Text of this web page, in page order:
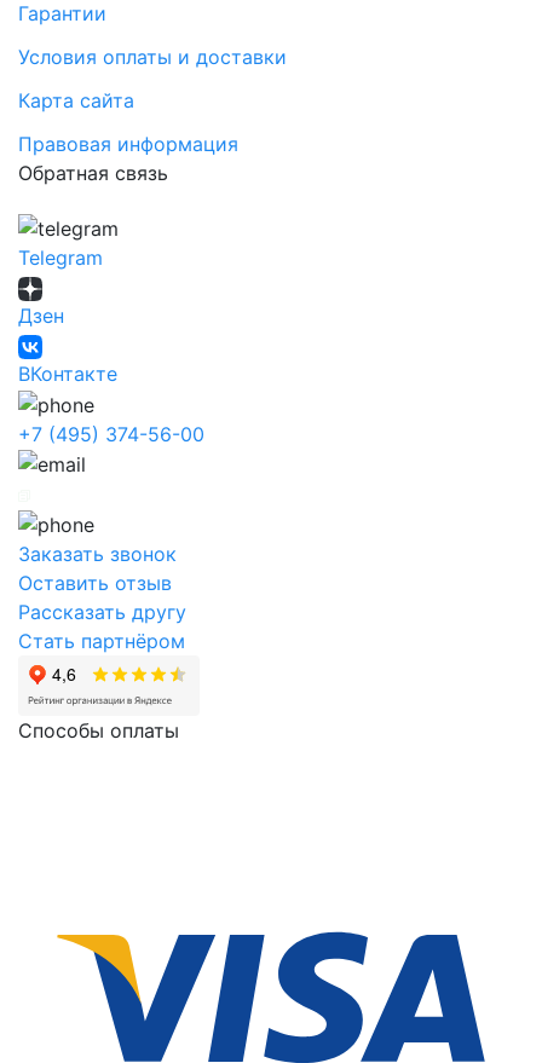
Гарантии
Условия оплаты и доставки
Карта сайта
Правовая информация
Обратная связь
Telegram
Дзен
ВКонтакте
+7 (495) 374-56-00
Заказать звонок
Оставить отзыв
Рассказать другу
Стать партнёром
Способы оплаты